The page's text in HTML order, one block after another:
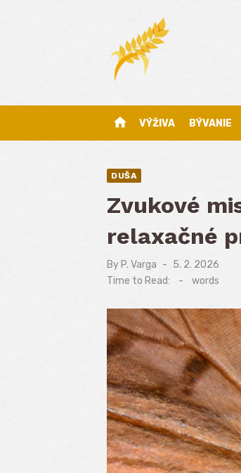
home VÝŽIVA BÝVANIE
DUŠA
Zvukové
relaxačné
By P. Varga
Posted
5. 2. 2026
Time to Read:
- words